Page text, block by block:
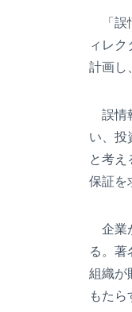
「誤
ィレ
計画し
誤情
い、投
と考
保証を
企業
る。
組織が
もたら